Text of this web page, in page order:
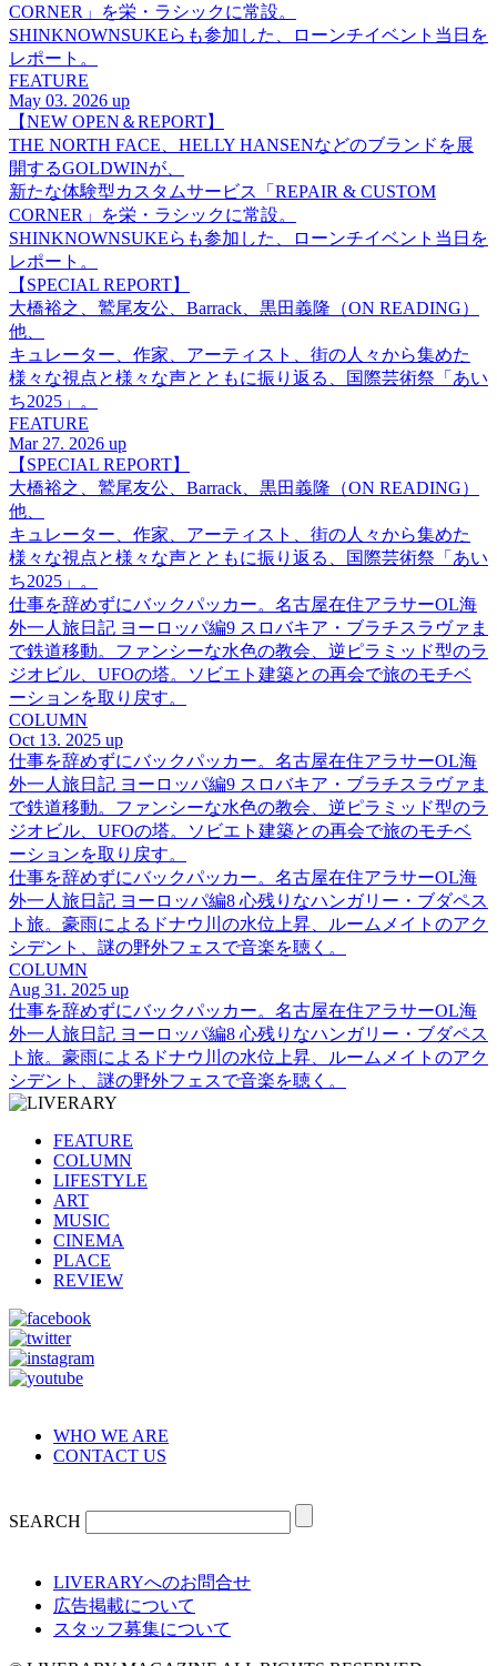
CORNER」を栄・ラシックに常設。
SHINKNOWNSUKEらも参加した、ローンチイベント当日を
レポート。
FEATURE
May 03. 2026 up
【NEW OPEN＆REPORT】
THE NORTH FACE、HELLY HANSENなどのブランドを展
開するGOLDWINが、
新たな体験型カスタムサービス「REPAIR & CUSTOM
CORNER」を栄・ラシックに常設。
SHINKNOWNSUKEらも参加した、ローンチイベント当日を
レポート。
【SPECIAL REPORT】
大橋裕之、鷲尾友公、Barrack、黒田義隆（ON READING）
他、
キュレーター、作家、アーティスト、街の人々から集めた
様々な視点と様々な声とともに振り返る、国際芸術祭「あい
ち2025」。
FEATURE
Mar 27. 2026 up
【SPECIAL REPORT】
大橋裕之、鷲尾友公、Barrack、黒田義隆（ON READING）
他、
キュレーター、作家、アーティスト、街の人々から集めた
様々な視点と様々な声とともに振り返る、国際芸術祭「あい
ち2025」。
仕事を辞めずにバックパッカー。名古屋在住アラサーOL海
外一人旅日記 ヨーロッパ編9 スロバキア・ブラチスラヴァま
で鉄道移動。ファンシーな水色の教会、逆ピラミッド型のラ
ジオビル、UFOの塔。ソビエト建築との再会で旅のモチベ
ーションを取り戻す。
COLUMN
Oct 13. 2025 up
仕事を辞めずにバックパッカー。名古屋在住アラサーOL海
外一人旅日記 ヨーロッパ編9 スロバキア・ブラチスラヴァま
で鉄道移動。ファンシーな水色の教会、逆ピラミッド型のラ
ジオビル、UFOの塔。ソビエト建築との再会で旅のモチベ
ーションを取り戻す。
仕事を辞めずにバックパッカー。名古屋在住アラサーOL海
外一人旅日記 ヨーロッパ編8 心残りなハンガリー・ブダペス
ト旅。豪雨によるドナウ川の水位上昇、ルームメイトのアク
シデント、謎の野外フェスで音楽を聴く。
COLUMN
Aug 31. 2025 up
仕事を辞めずにバックパッカー。名古屋在住アラサーOL海
外一人旅日記 ヨーロッパ編8 心残りなハンガリー・ブダペス
ト旅。豪雨によるドナウ川の水位上昇、ルームメイトのアク
シデント、謎の野外フェスで音楽を聴く。
FEATURE
COLUMN
LIFESTYLE
ART
MUSIC
CINEMA
PLACE
REVIEW
WHO WE ARE
CONTACT US
SEARCH
LIVERARYへのお問合せ
広告掲載について
スタッフ募集について